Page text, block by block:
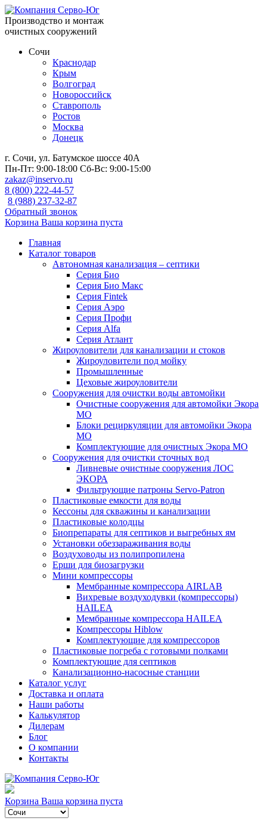
Производство и монтаж
очистных сооружений
Сочи
Краснодар
Крым
Волгоград
Новороссийск
Ставрополь
Ростов
Москва
Донецк
г. Сочи, ул. Батумское шоссе 40А
Пн-Пт: 9:00-18:00 Сб-Вс: 9:00-15:00
zakaz@inservo.ru
8 (800) 222-44-57
8 (988) 237-32-87
Обратный звонок
Корзина Ваша корзина пуста
Главная
Каталог товаров
Автономная канализация – септики
Серия Био
Серия Био Макс
Серия Fintek
Серия Аэро
Серия Профи
Серия Alfa
Серия Атлант
Жироуловители для канализации и стоков
Жироуловители под мойку
Промышленные
Цеховые жироуловители
Сооружения для очистки воды автомойки
Очистные сооружения для автомойки Экора
МО
Блоки рециркуляции для автомойки Экора
МО
Комплектующие для очистных Экора МО
Сооружения для очистки сточных вод
Ливневые очистные сооружения ЛОС
ЭКОРА
Фильтрующие патроны Servo-Patron
Пластиковые емкости для воды
Кессоны для скважины и канализации
Пластиковые колодцы
Биопрепараты для септиков и выгребных ям
Установки обеззараживания воды
Воздуховоды из полипропилена
Ерши для биозагрузки
Мини компрессоры
Мембранные компрессора AIRLAB
Вихревые воздуходувки (компрессоры)
HAILEA
Мембранные компрессора HAILEA
Компрессоры Hiblow
Комплектующие для компрессоров
Пластиковые погреба с готовыми полками
Комплектующие для септиков
Канализационно-насосные станции
Каталог услуг
Доставка и оплата
Наши работы
Калькулятор
Дилерам
Блог
О компании
Контакты
Корзина Ваша корзина пуста